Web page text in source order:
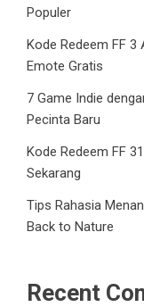
Populer
Kode Redeem FF 3
Emote Gratis
7 Game Indie
Pecinta Baru
Kode Redeem FF
Sekarang
Tips Rahasia
Back to Nature
Recent